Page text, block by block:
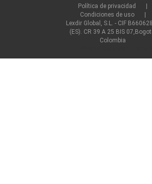
Política de privacidad
Condiciones de uso
Lexdir Global, S.L. - CIF
(ES). CR 39 A 25 BIS
Colombia